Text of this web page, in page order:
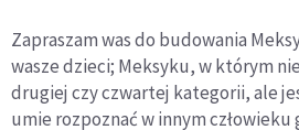
Zapraszam was do budowania
wasze dzieci; Meksyku, w którym
drugiej czy czwartej kategorii, ale
umie rozpoznać w innym człowieku